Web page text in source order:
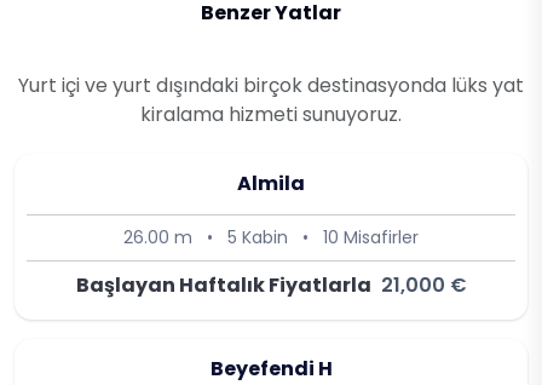
Benzer Yatlar
Yurt içi ve yurt dışındaki birçok destinasyonda lüks yat
kiralama hizmeti sunuyoruz.
Almila
26.00 m • 5 Kabin • 10 Misafirler
Başlayan Haftalık Fiyatlarla 21,000 €
Beyefendi H